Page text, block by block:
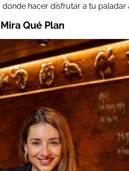
hacer disfrutar a tu
Qué Plan